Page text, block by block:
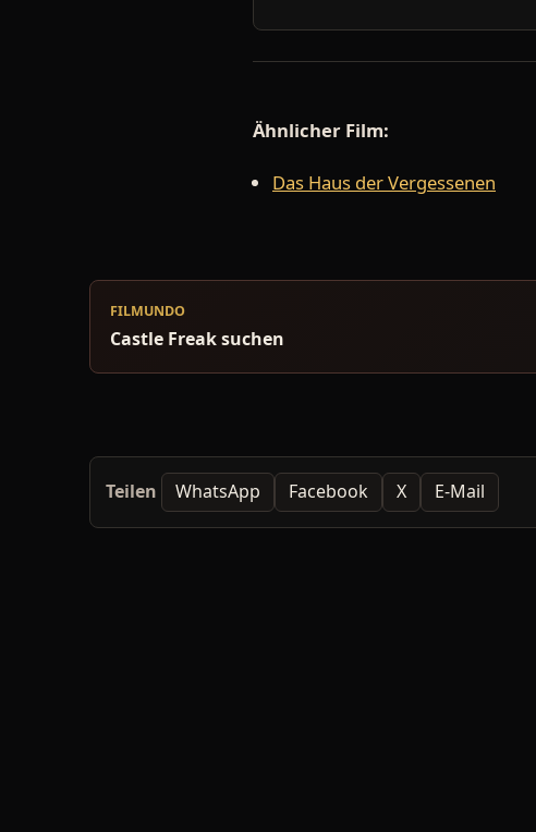
Ähnlicher Film:
Das Haus der Vergessenen
FILMUNDO
Castle Freak suchen
Teilen WhatsApp Facebook X E-Mail